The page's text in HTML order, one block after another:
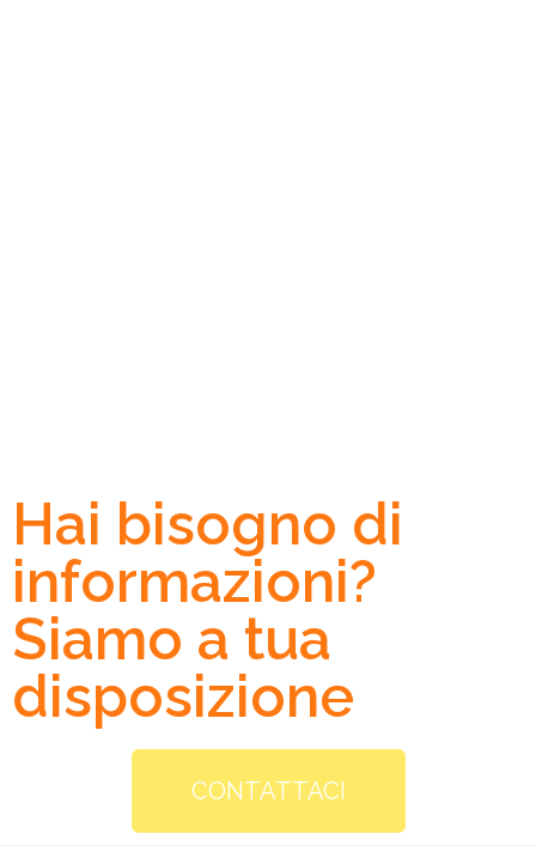
Hai bisogno di
informazioni?
Siamo a tua
disposizione
CONTATTACI